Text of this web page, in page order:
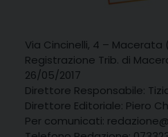
Via Cincinelli, 4 – Macerata
Registrazione Trib. di
26/05/2017
Direttore Responsabile:
Direttore Editoriale: Piero
Per comunicati: